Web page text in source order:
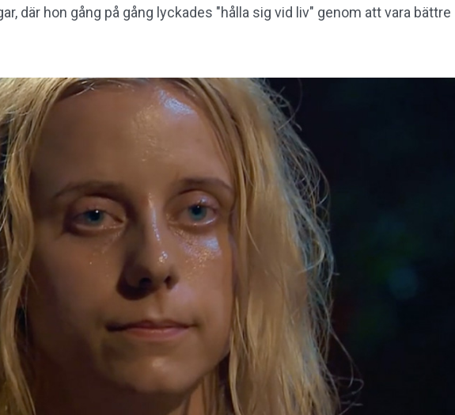
där hon gång på gång lyckades "hålla sig vid liv" genom att vara bättre